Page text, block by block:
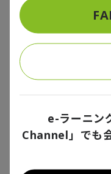
プローチ」は、ロボッ
すとともに、実現に向
by Toyotaシニアエンジ
タが静岡県裾野市で開発
AI
ロボット協会も参
ことを紹介し（※4）、
というアイデアが気に
いが人があまりやりた
す」と語りました。フ
諸岡亜
e-ラーニン
Channel」でも